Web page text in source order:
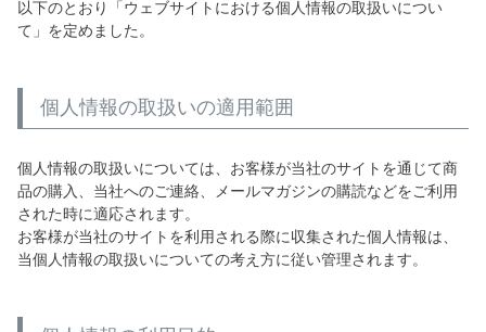
以下のとおり「ウェブサイトにおける個人情報の取扱いについ
て」を定めました。
個人情報の取扱いの適用範囲
個人情報の取扱いについては、お客様が当社のサイトを通じて商
品の購入、当社へのご連絡、メールマガジンの購読などをご利用
された時に適応されます。
お客様が当社のサイトを利用される際に収集された個人情報は、
当個人情報の取扱いについての考え方に従い管理されます。